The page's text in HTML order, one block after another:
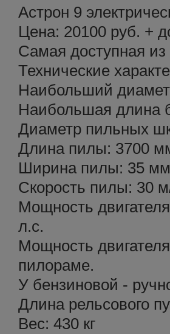
Астрон 9
Цена: 20100 руб. +
Самая доступная
Технические
Наибольший
Наибольшая длина
Диаметр пильных
Длина пилы: 3700
Ширина пилы: 35 мм
Скорость пилы: 30
Мощность
л.с.
Мощность
пилораме.
У бензиновой -
Длина рельсового
Вес: 430 кг